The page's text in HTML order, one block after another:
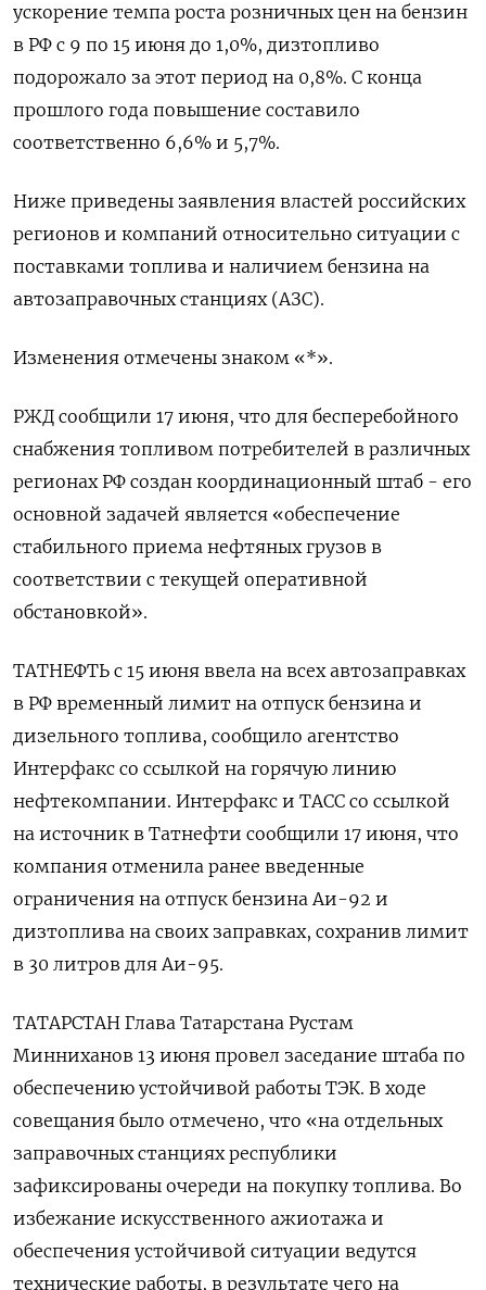
ускорение темпа роста розничных цен на бензин
в РФ с 9 по 15 июня до 1,0%, дизтопливо
подорожало за этот период на 0,8%. С конца
прошлого года повышение составило
соответственно 6,6% и 5,7%.
Ниже приведены заявления властей российских
регионов и компаний относительно ситуации с
поставками топлива и наличием бензина на
автозаправочных станциях (АЗС).
Изменения отмечены знаком «*».
РЖД сообщили 17 июня, что для бесперебойного ​
снабжения топливом потребителей в различных
регионах РФ создан координационный штаб - его
​основной задачей является «обеспечение
стабильного приема нефтяных грузов в
соответствии с текущей оперативной
обстановкой».
ТАТНЕФТЬ с ​15 ⁠июня ввела на всех автозаправках
в РФ временный лимит на отпуск бензина и
дизельного топлива, сообщило агентство
Интерфакс со ссылкой на горячую линию
нефтекомпании. Интерфакс и ТАСС ‌со ссылкой
на источник в Татнефти сообщили 17 июня, что
компания отменила ранее введенные
‌ограничения на отпуск бензина Аи-92 и
дизтоплива на своих заправках, сохранив лимит
в 30 литров для Аи-95.
ТАТАРСТАН Глава Татарстана Рустам
Минниханов 13 июня провел заседание штаба по
обеспечению устойчивой работы ТЭК. В ходе
совещания было отмечено, ​что «на отдельных
заправочных станциях республики
зафиксированы очереди на покупку топлива. Во
избежание искусственного ажиотажа и
обеспечения устойчивой ситуации ведутся
технические работы, в результате чего на